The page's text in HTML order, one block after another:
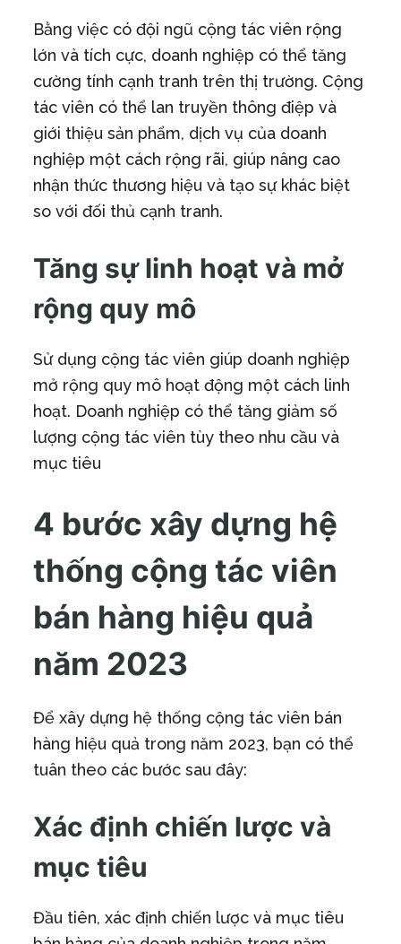
Bằng việc có đội ngũ cộng tác viên rộng
lớn và tích cực, doanh nghiệp có thể tăng
cường tính cạnh tranh trên thị trường. Cộng
tác viên có thể lan truyền thông điệp và
giới thiệu sản phẩm, dịch vụ của doanh
nghiệp một cách rộng rãi, giúp nâng cao
nhận thức thương hiệu và tạo sự khác biệt
so với đối thủ cạnh tranh.
Tăng sự linh hoạt và mở
rộng quy mô
Sử dụng cộng tác viên giúp doanh nghiệp
mở rộng quy mô hoạt động một cách linh
hoạt. Doanh nghiệp có thể tăng giảm số
lượng cộng tác viên tùy theo nhu cầu và
mục tiêu
4 bước xây dựng hệ
thống cộng tác viên
bán hàng hiệu quả
năm 2023
Để xây dựng hệ thống cộng tác viên bán
hàng hiệu quả trong năm 2023, bạn có thể
tuân theo các bước sau đây:
Xác định chiến lược và
mục tiêu
Đầu tiên, xác định chiến lược và mục tiêu